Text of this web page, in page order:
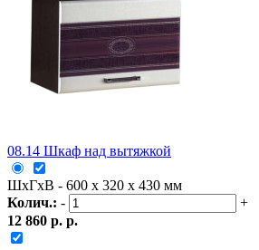
08.14 Шкаф над вытяжкой
ШxГxВ - 600 x 320 x 430 мм
Колич.: -
+
12 860 р. р.